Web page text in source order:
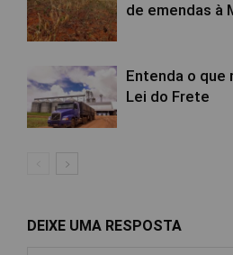
de emendas à
Entenda o que
Lei do Frete
DEIXE UMA RESPOSTA